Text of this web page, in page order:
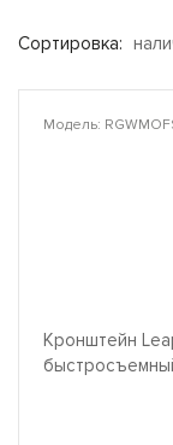
Сортировка:
Модель:
Кронштейн